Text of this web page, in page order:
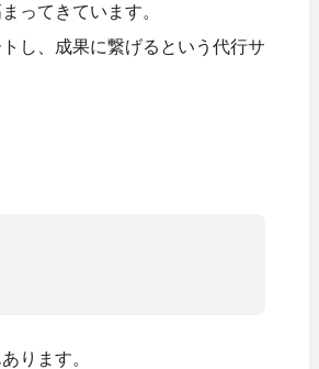
ってきています。
し、成果に繋げるという代行サ
ります。